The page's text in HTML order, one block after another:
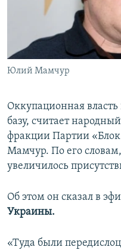
ПОБЕДИТЕЛЕЙ НЕ СУДЯТ?
КРЫМ.НЕПОКОРЕННЫЙ
УКРАИНСКАЯ ПРОБЛЕМА
ПРИСОЕДИНЯЙТЕСЬ!
Юлий Мамчур
Оккупационная
базу, считает
фракции Партии
Мамчур. По его
увеличилось
Об этом он сказал в
Украины.
«Туда были